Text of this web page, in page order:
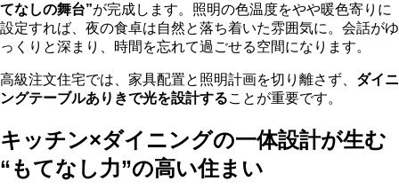
てなしの舞台”が完成します。照明の色温度をやや暖色寄りに
設定すれば、夜の食卓は自然と落ち着いた雰囲気に。会話がゆ
っくりと深まり、時間を忘れて過ごせる空間になります。
高級注文住宅では、家具配置と照明計画を切り離さず、 ダイニ
ングテーブルありきで光を設計することが重要です。
キッチン×ダイニングの一体設計が生む
“もてなし力”の高い住まい